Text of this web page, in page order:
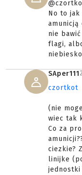
No to
nie
flagi,
SAper111
czortkot
(nie
wiec tak
Co za
ciezkie?
linijke
jednostki